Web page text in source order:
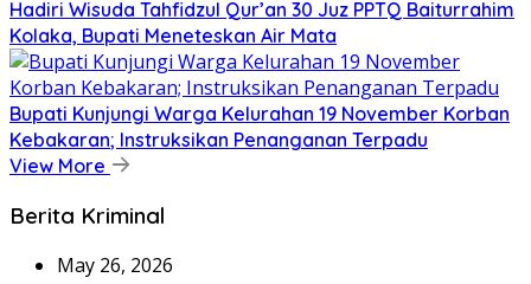
Hadiri Wisuda Tahfidzul Qur’an 30 Juz PPTQ Baiturrahim
Kolaka, Bupati Meneteskan Air Mata
Bupati Kunjungi Warga Kelurahan 19 November Korban
Kebakaran; Instruksikan Penanganan Terpadu
View More
Berita Kriminal
May 26, 2026